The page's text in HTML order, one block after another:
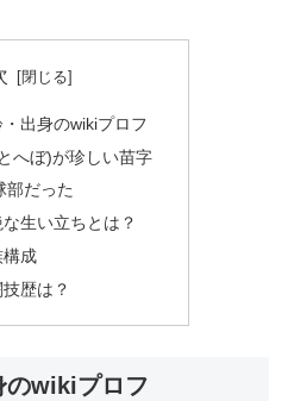
出身のwikiプロフ
へぼ)が珍しい苗字
部だった
生い立ちとは？
構成
歴は？
のwikiプロフ